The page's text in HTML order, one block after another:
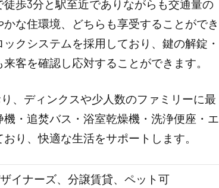
歩3分と駅至近でありながらも交通量の
な住環境、どちらも享受することができ
クシステムを採用しており、鍵の解錠・
客を確認し応対することができます。
、ディンクスや少人数のファミリーに最
・追焚バス・浴室乾燥機・洗浄便座・エ
り、快適な生活をサポートします。
イナーズ、分譲賃貸、ペット可